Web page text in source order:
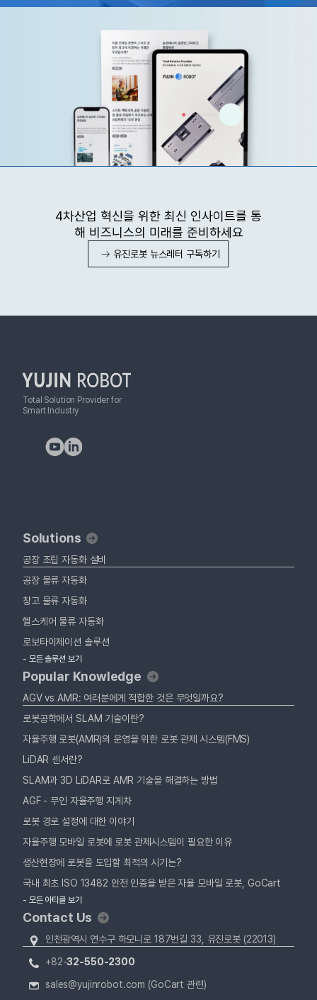
4차산업 혁신을 위한 최신 인사이트를 통
해 비즈니스의 미래를 준비하세요
유진로봇 뉴스레터 구독하기
Total Solution Provider for
Smart Industry
Solutions
공장 조립 자동화 설비
공장 물류 자동화
창고 물류 자동화
헬스케어 물류 자동화
로보타이제이션 솔루션
- 모든 솔루션 보기
Popular Knowledge
AGV vs AMR: 여러분에게 적합한 것은 무엇일까요?
로봇공학에서 SLAM 기술이란?
자율주행 로봇(AMR)의 운영을 위한 로봇 관제 시스템(FMS)
LiDAR 센서란?
SLAM과 3D LiDAR로 AMR 기술을 해결하는 방법
AGF - 무인 자율주행 지게차
로봇 경로 설정에 대한 이야기
자율주행 모바일 로봇에 로봇 관제시스템이 필요한 이유
생산현장에 로봇을 도입할 최적의 시기는?
국내 최초 ISO 13482 안전 인증을 받은 자율 모바일 로봇, GoCart
- 모든 아티클 보기
Contact Us
인천광역시 연수구 하모니로 187번길 33, 유진로봇 (22013)
+82-32-550-2300
sales@yujinrobot.com (GoCart 관련)